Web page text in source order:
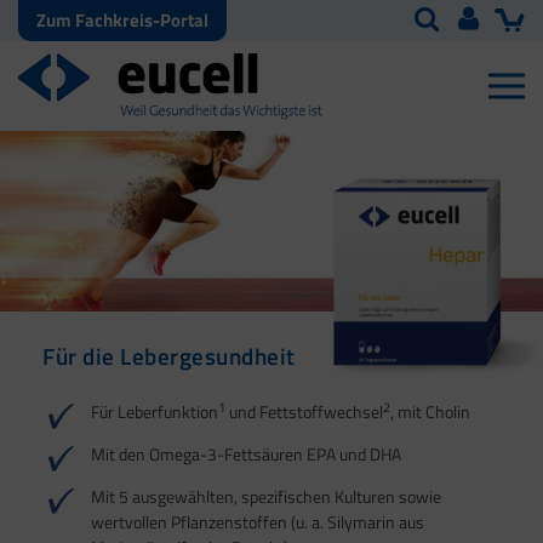
Zum Fachkreis-Portal
Für die Lebergesundheit
Für Leberfunktion1 und Fettstoffwechsel2, mit Cholin
Mit den Omega-3-Fettsäuren EPA und DHA
Mit 5 ausgewählten, spezifischen Kulturen sowie
wertvollen Pflanzenstoffen (u. a. Silymarin aus
Für die Darmgesundheit
1 2 3
Für den
Für den Fettstoffwechsel
4
Für den Säure-Basen-